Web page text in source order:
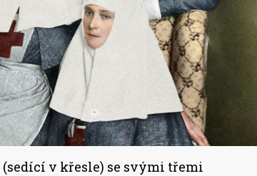
(sedící v křesle) se svými třemi